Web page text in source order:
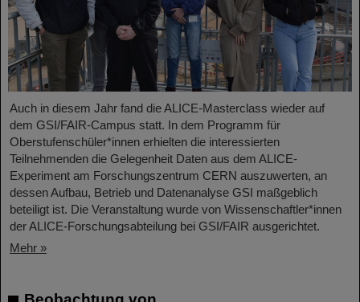
Auch in diesem Jahr fand die ALICE-Masterclass wieder auf
dem GSI/FAIR-Campus statt. In dem Programm für
Oberstufenschüler*innen erhielten die interessierten
Teilnehmenden die Gelegenheit Daten aus dem ALICE-
Experiment am Forschungszentrum CERN auszuwerten, an
dessen Aufbau, Betrieb und Datenanalyse GSI maßgeblich
beteiligt ist. Die Veranstaltung wurde von Wissenschaftler*innen
der ALICE-Forschungsabteilung bei GSI/FAIR ausgerichtet.
Mehr »